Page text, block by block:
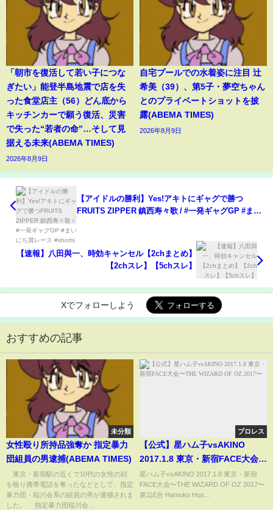
「朝市を復活して若い子につな
ぎたい」能登半島地震で店を失
った食堂店主（56）どん底から
キッチンカーで願う復活、災害
で失った“若者の命”…そして見
据える未来(ABEMA TIMES)
2026年8月9日
自宅プールでの水着姿に注目 辻
希美（39）、第5子・夢空ちゃん
とのプライベートショットを披
露(ABEMA TIMES)
2026年8月9日
【アイドルの勝利】Yes!アキトにギャグで勝つ
FRUITS ZIPPER 鎮西寿々歌 / #一発ギャグGP #まい
【速報】八田與一、時効キャンセル【2chまとめ】
【2chスレ】【5chスレ】
Xでフォローしよう
おすすめの記事
未分類
女性殴り所持品強奪か 指定暴力
団組員の男逮捕(ABEMA TIMES)
東京・新宿駅の近くで10代の女性の顔
を殴り携帯電話を奪ったなどとして、指定
暴力団・稲川会系の組員の男が逮捕されま
した。 指定暴力団稲川会...
プロレス
【公式】星ハム子vsAKINO
2017.1.8 東京・新宿FACE大会〜
THE WIZARD OF OZ 2017〜
星ハム子vsAKINO 2017.1.8 東京・新宿
FACE大会〜THE WIZARD OF OZ 2017〜
第1試合 Hamuko Hos...